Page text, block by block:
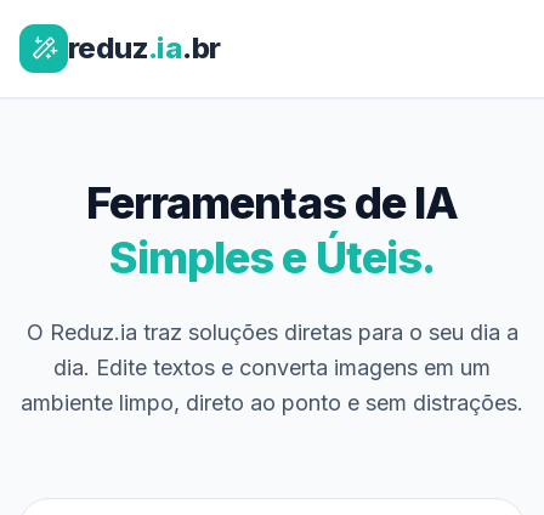
reduz.ia.br
Ferramentas de IA
Simples e Úteis.
O Reduz.ia traz soluções diretas para o seu dia a
dia. Edite textos e converta imagens em um
ambiente limpo, direto ao ponto e sem distrações.